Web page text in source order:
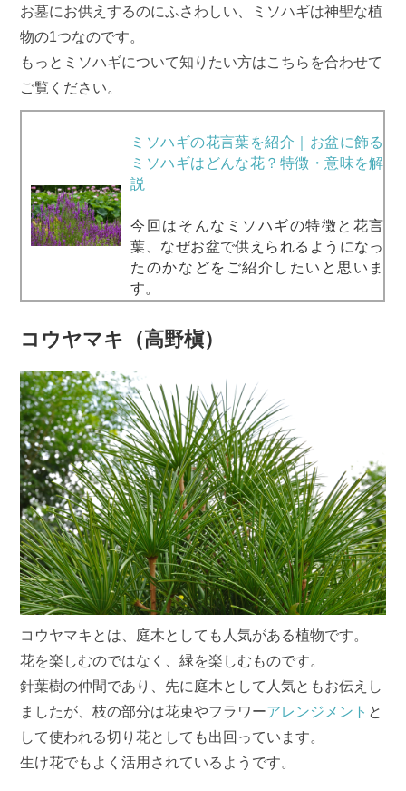
お墓にお供えするのにふさわしい、ミソハギは神聖な植
物の1つなのです。
もっとミソハギについて知りたい方はこちらを合わせて
ご覧ください。
ミソハギの花言葉を紹介｜お盆に飾る
ミソハギはどんな花？特徴・意味を解
説
今回はそんなミソハギの特徴と花言
葉、なぜお盆で供えられるようになっ
たのかなどをご紹介したいと思いま
す。
コウヤマキ（高野槇）
コウヤマキとは、庭木としても人気がある植物です。
花を楽しむのではなく、緑を楽しむものです。
針葉樹の仲間であり、先に庭木として人気ともお伝えし
ましたが、枝の部分は花束やフラワーアレンジメント と
して使われる切り花としても出回っています。
生け花でもよく活用されているようです。